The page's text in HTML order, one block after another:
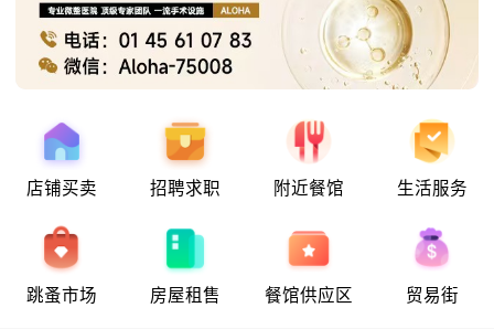
店铺买卖 招聘求职 附近餐馆 生活服务
跳蚤市场 房屋租售 餐馆供应区 贸易街